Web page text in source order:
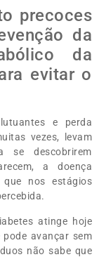
precoces
da
da
evitar o
e perda
vezes, levam
se descobrirem
a doença
nos estágios
atinge hoje
avançar sem
não sabe que